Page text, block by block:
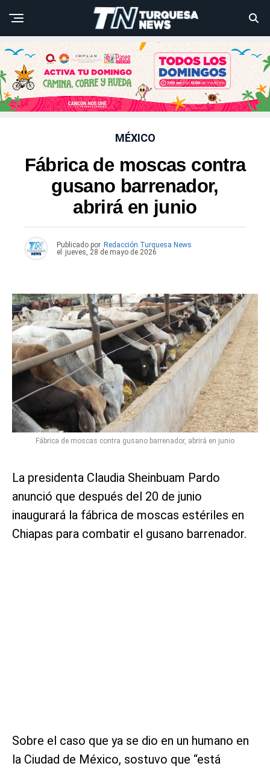
MÉXICO
Fábrica de moscas contra
gusano barrenador,
abrirá en junio
Publicado por Redacción Turquesa News
el
jueves, 28 de mayo de 2026
Fábrica de moscas contra gusano barrenador, abrirá en junio
La presidenta Claudia Sheinbuam Pardo
anunció que después del 20 de junio
inaugurará la fábrica de moscas estériles en
Chiapas para combatir el gusano barrenador.
Sobre el caso que ya se dio en un humano en
la Ciudad de México, sostuvo que “está